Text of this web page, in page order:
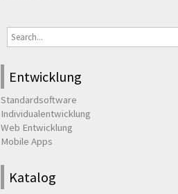
Entwicklung
Standardsoftware
Individualentwicklung
Web Entwicklung
Mobile Apps
Katalog